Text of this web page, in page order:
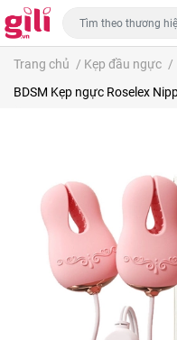
Trang chủ / Kẹp đầu ngực /
BDSM Kẹp ngực Roselex